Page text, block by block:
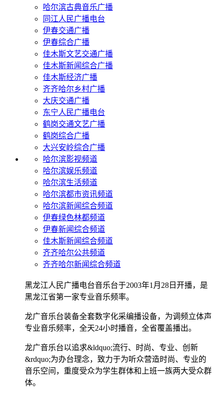
哈尔滨古典音乐广播
同江人民广播电台
伊春交通广播
伊春综合广播
佳木斯文艺交通广播
佳木斯新闻综合广播
佳木斯经济广播
齐齐哈尔乡村广播
大庆交通广播
东宁人民广播电台
鹤岗交通文艺广播
鹤岗综合广播
大兴安岭综合广播
哈尔滨影视频道
哈尔滨娱乐频道
哈尔滨生活频道
哈尔滨都市资讯频道
哈尔滨新闻综合频道
伊春绿色林都频道
伊春新闻综合频道
佳木斯新闻综合频道
齐齐哈尔公共频道
齐齐哈尔新闻综合频道
黑龙江人民广播电台音乐台于2003年1月28日开播，是
黑龙江省第一家专业音乐频率。
龙广音乐台装备全套数字化采编播设备，为调频立体声
专业音乐频率，全天24小时播音，全省覆盖播出。
龙广音乐台以追求&ldquo;流行、时尚、专业、创新
&rdquo;为办台理念，致力于为听众营造时尚、专业的
音乐空间，重度受众为学生群体和上班一族两大受众群
体。